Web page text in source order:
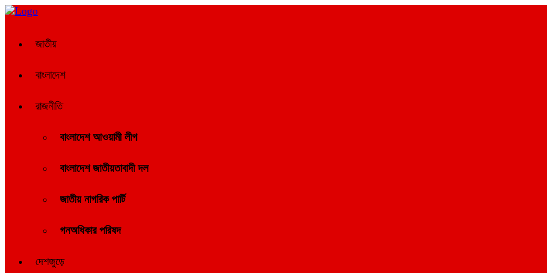
জাতীয়
বাংলাদেশ
রাজনীতি
বাংলাদেশ আওয়ামী লীগ
বাংলাদেশ জাতীয়তাবাদী দল
জাতীয় নাগরিক পার্টি
গনঅধিকার পরিষদ
দেশজুড়ে